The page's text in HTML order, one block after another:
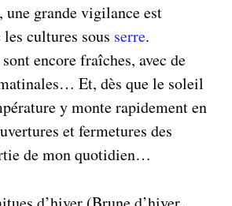
une grande vigilance est
les cultures sous serre.
encore fraîches, avec de
Et, dès que le soleil
y monte rapidement en
et fermetures des
de mon quotidien…